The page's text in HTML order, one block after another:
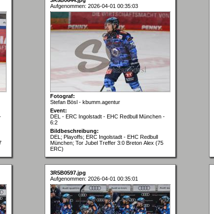
Aufgenommen: 2026-04-01 00:35:03
Fotograf:
Stefan Bösl - kbumm.agentur
Event:
DEL - ERC Ingolstadt - EHC Redbull München -
6:2
Bildbeschreibung:
DEL; Playoffs; ERC Ingolstadt - EHC Redbull
München; Tor Jubel Treffer 3:0 Breton Alex (75
ERC)
3R5B0597.jpg
Aufgenommen: 2026-04-01 00:35:01